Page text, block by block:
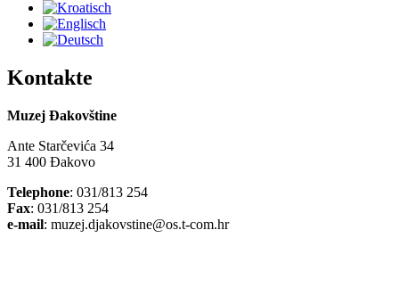
Kontakte
Muzej Đakovštine
Ante Starčevića 34
31 400 Đakovo
Telephone: 031/813 254
Fax: 031/813 254
e-mail: muzej.djakovstine@os.t-com.hr